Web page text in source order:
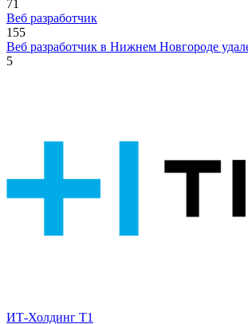
71
Веб разработчик
155
Веб разработчик в Нижнем Новгороде
5
ИТ-Холдинг Т1